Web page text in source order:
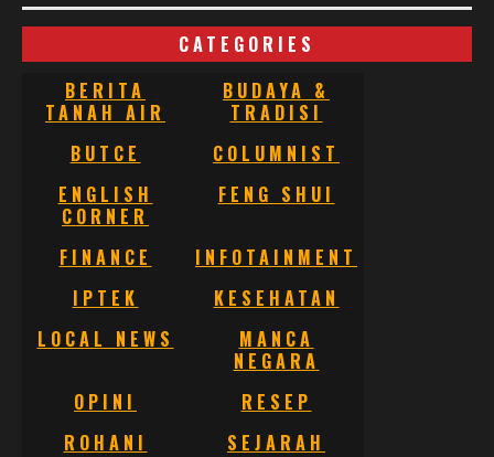
CATEGORIES
BERITA
TANAH AIR
BUDAYA &
TRADISI
BUTCE
COLUMNIST
ENGLISH
CORNER
FENG SHUI
FINANCE
INFOTAINMENT
IPTEK
KESEHATAN
LOCAL NEWS
MANCA
NEGARA
OPINI
RESEP
ROHANI
SEJARAH